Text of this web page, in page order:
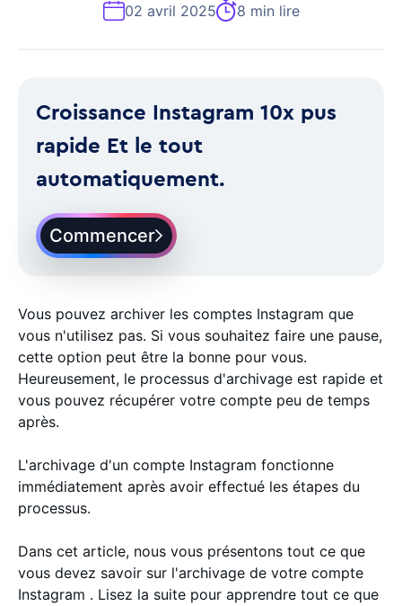
02 avril 2025 8 min lire
Croissance Instagram 10x pus
rapide Et le tout
automatiquement.
Commencer
Vous pouvez archiver les comptes Instagram que
vous n'utilisez pas. Si vous souhaitez faire une pause,
cette option peut être la bonne pour vous.
Heureusement, le processus d'archivage est rapide et
vous pouvez récupérer votre compte peu de temps
après.
L'archivage d'un compte Instagram fonctionne
immédiatement après avoir effectué les étapes du
processus.
Dans cet article, nous vous présentons tout ce que
vous devez savoir sur l'archivage de votre compte
Instagram . Lisez la suite pour apprendre tout ce que